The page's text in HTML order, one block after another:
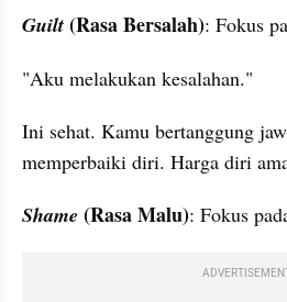
Guilt (Rasa Bersalah): Fokus
"Aku melakukan kesalahan."
Ini sehat. Kamu bertanggung
memperbaiki diri. Harga diri
Shame (Rasa Malu): Fokus